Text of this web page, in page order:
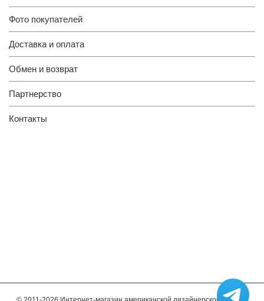
Фото покупателей
Доставка и оплата
Обмен и возврат
Партнерство
Контакты